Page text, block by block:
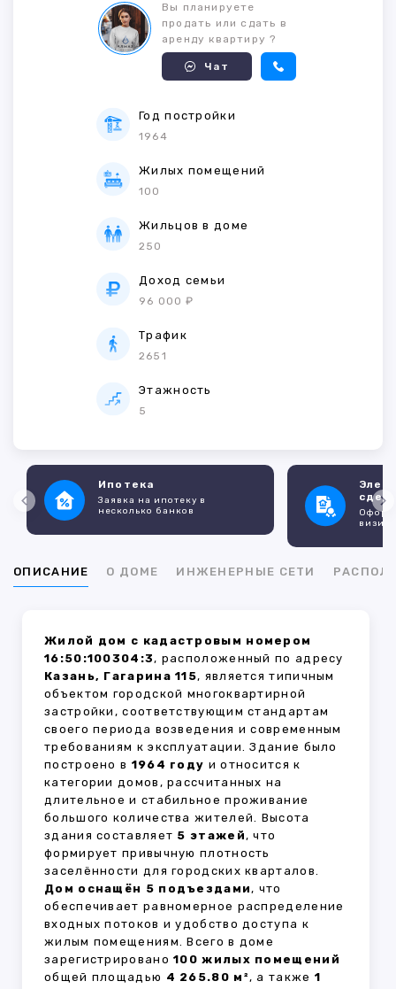
Вы планируете
продать или сдать в
аренду квартиру ?
Чат
Год постройки
1964
Жилых помещений
100
Жильцов в доме
250
Доход семьи
96 000 ₽
Трафик
2651
Этажность
5
Ипотека
Заявка на ипотеку в
несколько банков
ОПИСАНИЕ О ДОМЕ ИНЖЕНЕРНЫЕ СЕТИ
Жилой дом с кадастровым номером
16:50:100304:3, расположенный по адресу
Казань, Гагарина 115, является типичным
объектом городской многоквартирной
застройки, соответствующим стандартам
своего периода возведения и современным
требованиям к эксплуатации. Здание было
построено в 1964 году и относится к
категории домов, рассчитанных на
длительное и стабильное проживание
большого количества жителей. Высота
здания составляет 5 этажей, что
формирует привычную плотность
заселённости для городских кварталов.
Дом оснащён 5 подъездами, что
обеспечивает равномерное распределение
входных потоков и удобство доступа к
жилым помещениям. Всего в доме
зарегистрировано100 жилых помещений
общей площадью 4 265.80 м², а также 1